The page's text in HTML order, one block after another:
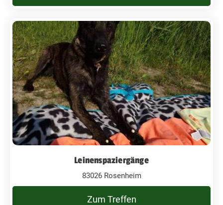
Leinenspaziergänge
83026 Rosenheim
Zum Treffen